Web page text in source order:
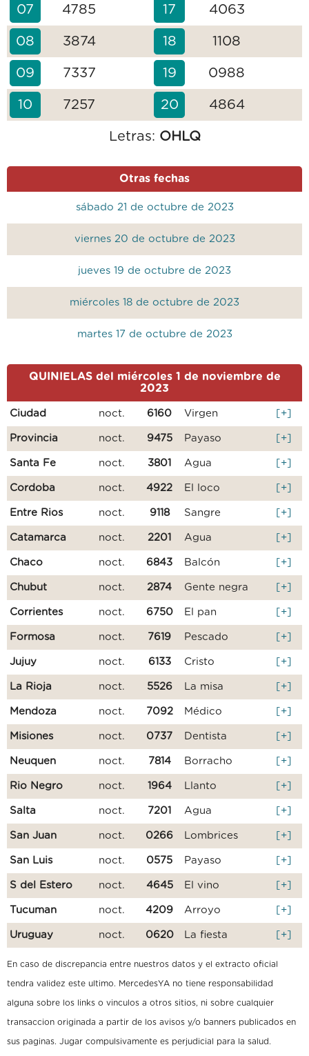
07 4785 17 4063
08 3874 18 1108
09 7337 19 0988
10 7257 20 4864
Letras: OHLQ
Otras fechas
sábado 21 de octubre de 2023
viernes 20 de octubre de 2023
jueves 19 de octubre de 2023
miércoles 18 de octubre de 2023
martes 17 de octubre de 2023
QUINIELAS del miércoles 1 de noviembre de
2023
Ciudad noct. 6160 Virgen [+]
Provincia noct. 9475 Payaso [+]
Santa Fe noct. 3801 Agua [+]
Cordoba noct. 4922 El loco [+]
Entre Rios noct. 9118 Sangre [+]
Catamarca noct. 2201 Agua [+]
Chaco noct. 6843 Balcón [+]
Chubut noct. 2874 Gente negra [+]
Corrientes noct. 6750 El pan [+]
Formosa noct. 7619 Pescado [+]
Jujuy noct. 6133 Cristo [+]
La Rioja noct. 5526 La misa [+]
Mendoza noct. 7092 Médico [+]
Misiones noct. 0737 Dentista [+]
Neuquen noct. 7814 Borracho [+]
Rio Negro noct. 1964 Llanto [+]
Salta noct. 7201 Agua [+]
San Juan noct. 0266 Lombrices [+]
San Luis noct. 0575 Payaso [+]
S del Estero noct. 4645 El vino [+]
Tucuman noct. 4209 Arroyo [+]
Uruguay noct. 0620 La fiesta [+]
En caso de discrepancia entre nuestros datos y el extracto oficial
tendra validez este ultimo. MercedesYA no tiene responsabilidad
alguna sobre los links o vinculos a otros sitios, ni sobre cualquier
transaccion originada a partir de los avisos y/o banners publicados en
sus paginas. Jugar compulsivamente es perjudicial para la salud.